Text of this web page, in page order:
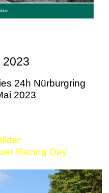
2023
24h Nürburgring
2023
Racing Day